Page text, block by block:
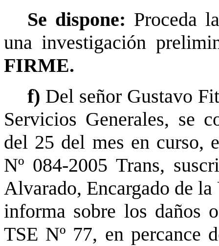
Se dispone: Proceda
una investigación
FIRME.
f) Del señor Gustavo
Servicios Generales, se
del 25 del mes en curso,
Nº 084-2005 Trans,
Alvarado, Encargado de
informa sobre los daños
TSE Nº 77, en percance